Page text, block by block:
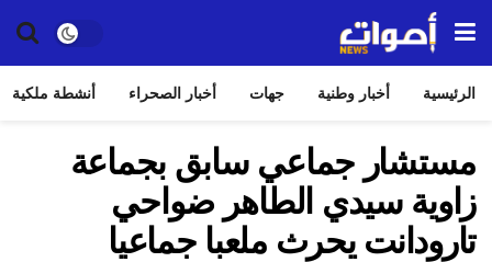
الرئيسية أخبار وطنية جهات أخبار الصحراء أنشطة ملكية
مستشار جماعي سابق بجماعة
زاوية سيدي الطاهر ضواحي
تارودانت يحرث ملعبا جماعيا